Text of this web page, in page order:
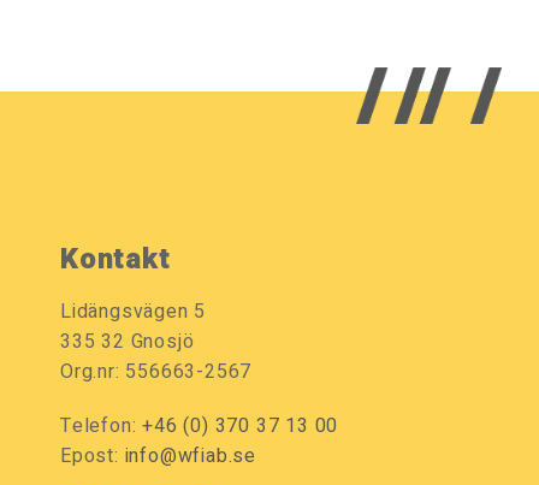
Kontakt
Lidängsvägen 5
335 32 Gnosjö
Org.nr: 556663-2567
Telefon:+46 (0) 370 37 13 00
Epost: info@wfiab.se